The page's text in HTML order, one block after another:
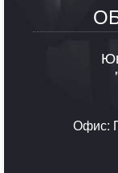
Офис: